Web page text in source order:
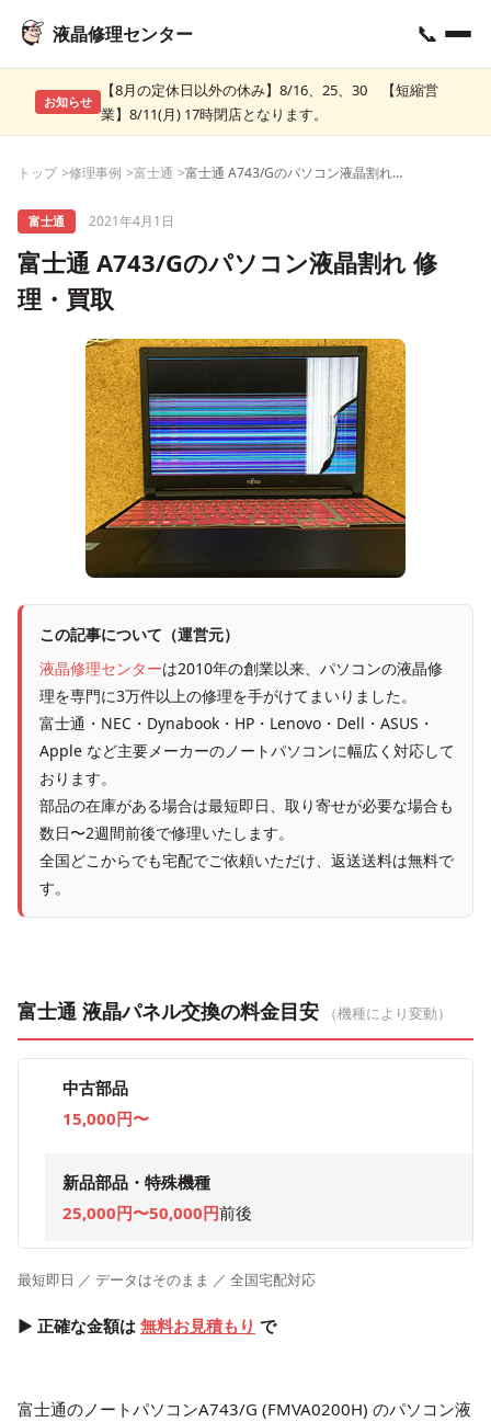
液晶修理センター 📞
お知らせ
【8月の定休日以外の休み】8/16、25、30 【短縮営
業】8/11(月) 17時閉店となります。
トップ 修理事例 富士通 富士通 A743/Gのパソコン液晶割れ 修理・買取
富士通 2021年4月1日
富士通 A743/Gのパソコン液晶割れ 修
理・買取
この記事について（運営元）
液晶修理センターは2010年の創業以来、パソコンの液晶修
理を専門に3万件以上の修理を手がけてまいりました。
富士通・NEC・Dynabook・HP・Lenovo・Dell・ASUS・
Apple など主要メーカーのノートパソコンに幅広く対応して
おります。
部品の在庫がある場合は最短即日、取り寄せが必要な場合も
数日〜2週間前後で修理いたします。
全国どこからでも宅配でご依頼いただけ、返送送料は無料で
す。
富士通 液晶パネル交換の料金目安 （機種により変動）
中古部品
15,000円〜
新品部品・特殊機種
25,000円〜50,000円前後
最短即日 ／ データはそのまま ／ 全国宅配対応
▶ 正確な金額は 無料お見積もり で
富士通のノートパソコンA743/G (FMVA0200H) のパソコン液